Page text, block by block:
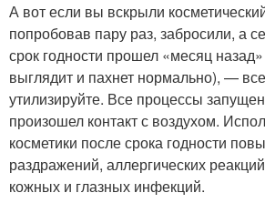
А вот если вы вскрыли
попробовав пару раз, забросили, а
срок годности прошел «месяц
выглядит и пахнет нормально), —
утилизируйте. Все процессы
произошел контакт с воздухом.
косметики после срока годности
раздражений, аллергических
кожных и глазных инфекций.